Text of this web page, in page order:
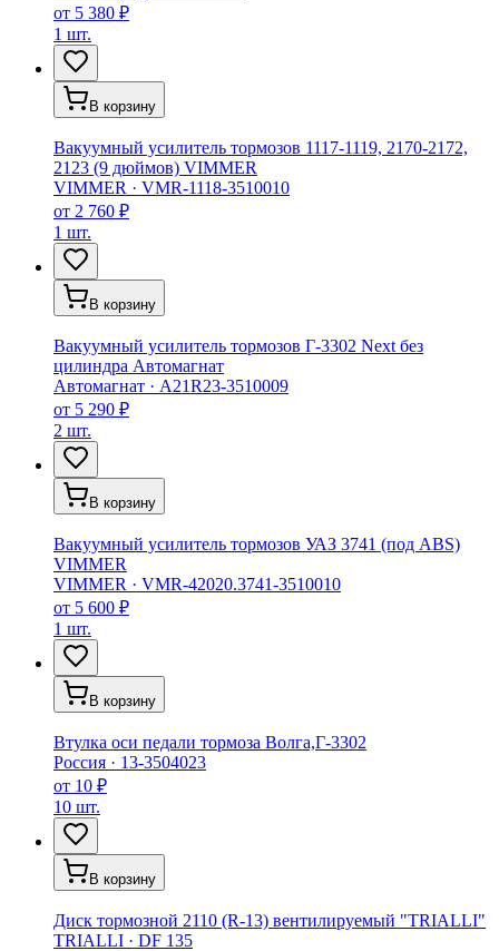
от 5 380 ₽
1 шт.
В корзину
Вакуумный усилитель тормозов 1117-1119, 2170-2172,
2123 (9 дюймов) VIMMER
VIMMER · VMR-1118-3510010
от 2 760 ₽
1 шт.
В корзину
Вакуумный усилитель тормозов Г-3302 Next без
цилиндра Автомагнат
Автомагнат · A21R23-3510009
от 5 290 ₽
2 шт.
В корзину
Вакуумный усилитель тормозов УАЗ 3741 (под ABS)
VIMMER
VIMMER · VMR-42020.3741-3510010
от 5 600 ₽
1 шт.
В корзину
Втулка оси педали тормоза Волга,Г-3302
Россия · 13-3504023
от 10 ₽
10 шт.
В корзину
Диск тормозной 2110 (R-13) вентилируемый "TRIALLI"
TRIALLI · DF 135